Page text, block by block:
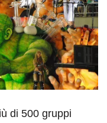
di 500 gruppi